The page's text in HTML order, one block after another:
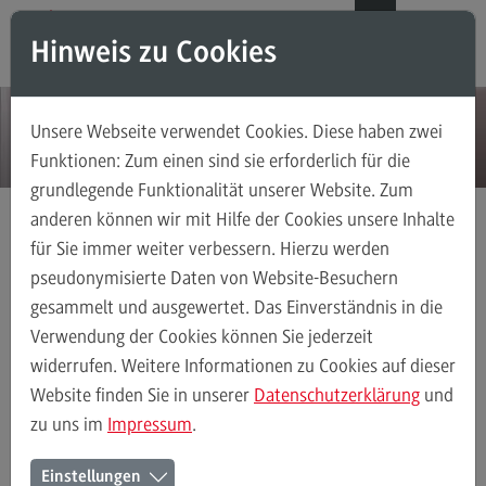
Direkt zum Inhalt
Direkt zum Hauptmenu
Direkt zum Footer
Modul-O-Mat
Masterstudiengänge
Accounting, Controlling, Taxation
Accounting, Controlling, Taxation
Modulangebot
Berufsperspektiven
Kontakt
Advanced Practice in Healthcare
Advanced Practice in Healthcare
Rahmenbedingungen
Aktuelles Detail
Hinweis zu Cookies
Unsere Webseite verwendet Cookies. Diese haben zwei
Funktionen: Zum einen sind sie erforderlich für die
grundlegende Funktionalität unserer Website. Zum
anderen können wir mit Hilfe der Cookies unsere Inhalte
für Sie immer weiter verbessern. Hierzu werden
pseudonymisierte Daten von Website-Besuchern
gesammelt und ausgewertet. Das Einverständnis in die
Verwendung der Cookies können Sie jederzeit
widerrufen. Weitere Informationen zu Cookies auf dieser
Website finden Sie in unserer Datenschutzerklärung und
zu uns im Impressum.
Einstellungen